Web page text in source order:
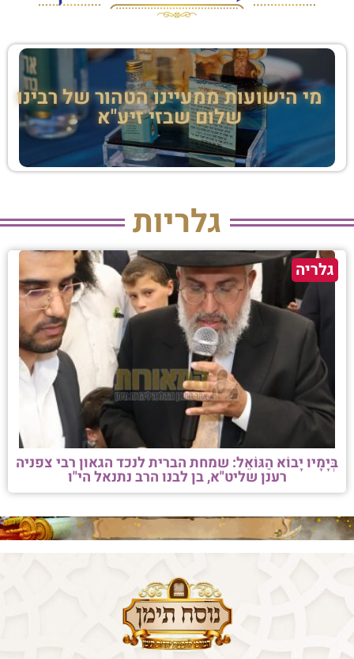
מי הישועות ממעיינו הטהור של רבינו
שלום שבזי זיע"א
גלריות
גלריה
בְּיָמָיו יָבוֹא הַגּוֹאֵל: שמחת הברית לנכד הגאון רבי צפניה
רענן שליט"א, בן לבנו הרב נתנאל הי"ו